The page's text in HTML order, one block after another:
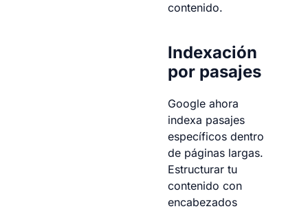
contenido.
Indexación
por pasajes
Google ahora
indexa pasajes
específicos dentro
de páginas largas.
Estructurar tu
contenido con
encabezados